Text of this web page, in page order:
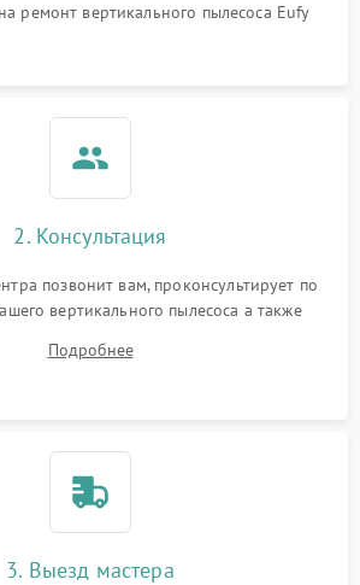
ремонт вертикального пылесоса Eufy
2. Консультация
позвонит вам, проконсультирует по
вертикального пылесоса а также
Подробнее
3. Выезд мастера